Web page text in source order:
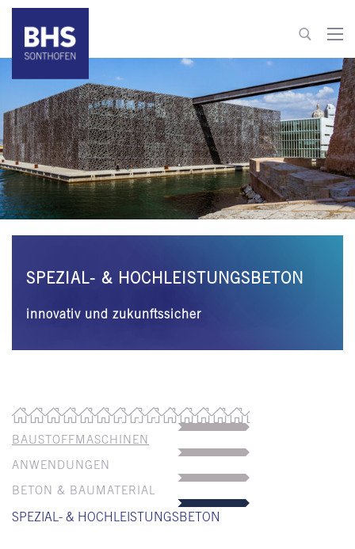
+49 8321 6099-510
building-materials@bhs-sonthofen.com
zum Kontakt
SPEZIAL- & HOCHLEISTUNGSBETON
innovativ und zukunftssicher
BAUSTOFFMASCHINEN
ANWENDUNGEN
BETON & BAUMATERIAL
SPEZIAL- & HOCHLEISTUNGSBETON